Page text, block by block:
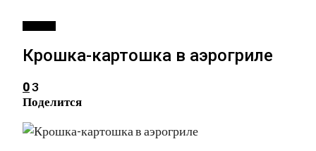
Крошка-картошка в аэрогриле
03
Поделится